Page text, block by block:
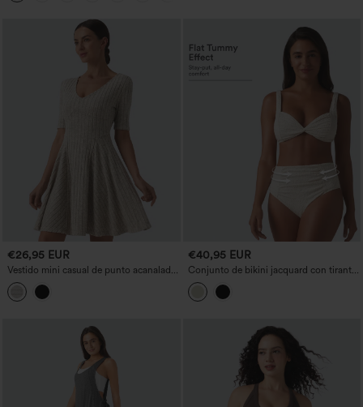
€26,95 EUR
Vestido mini casual de punto acanalado
con escote en V, mangas cortas y falda
acampanada
€40,95 EUR
Conjunto de bikini jacquard con tirantes
ajustables, detalle torcido y fruncido, y
efecto moldeador en el abdomen.